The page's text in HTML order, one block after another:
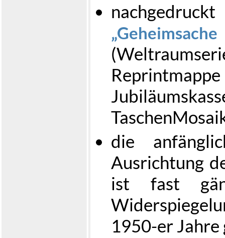
die
Ausrichtung
ist fast
1950-er Jahre